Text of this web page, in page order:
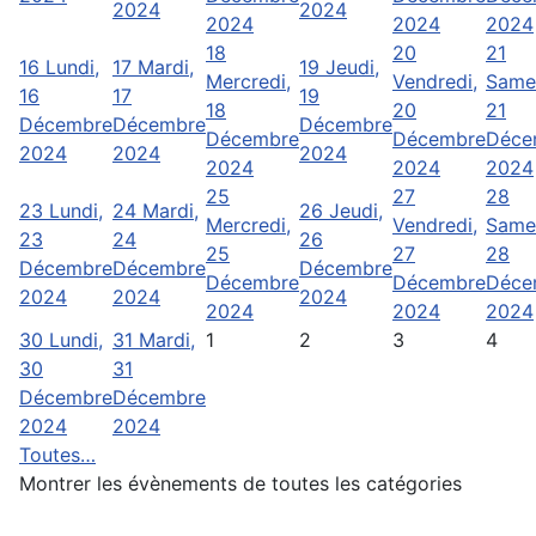
2024
2024
2024
2024
2024
16 Lundi,
16
Décembre
2024
17 Mardi,
17
Décembre
2024
18
Mercredi,
18
Décembre
2024
19 Jeudi,
19
Décembre
2024
20
Vendredi,
20
Décembre
2024
21
21
2024
23 Lundi,
23
Décembre
2024
24 Mardi,
24
Décembre
2024
25
Mercredi,
25
Décembre
2024
26 Jeudi,
26
Décembre
2024
27
Vendredi,
27
Décembre
2024
28
28
2024
30 Lundi,
30
Décembre
2024
31 Mardi,
31
Décembre
2024
1 2 3 4
Toutes…
Montrer les évènements de toutes les catégories